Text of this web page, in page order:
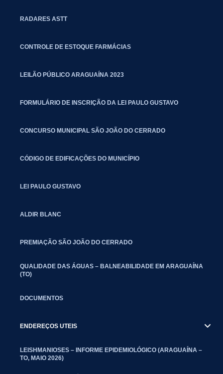
RADARES ASTT
CONTROLE DE ESTOQUE FARMÁCIAS
LEILÃO PÚBLICO ARAGUAÍNA 2023
FORMULÁRIO DE INSCRIÇÃO DA LEI PAULO GUSTAVO
CONCURSO MUNICIPAL SÃO JOÃO DO CERRADO
CÓDIGO DE EDIFICAÇÕES DO MUNICÍPIO
LEI PAULO GUSTAVO
ALDIR BLANC
PREMIAÇÃO SÃO JOÃO DO CERRADO
QUALIDADE DAS ÁGUAS – BALNEABILIDADE EM ARAGUAÍNA
(TO)
DOCUMENTOS
ENDEREÇOS UTEIS
LEISHMANIOSES – INFORME EPIDEMIOLÓGICO (ARAGUAÍNA –
TO, MAIO 2026)